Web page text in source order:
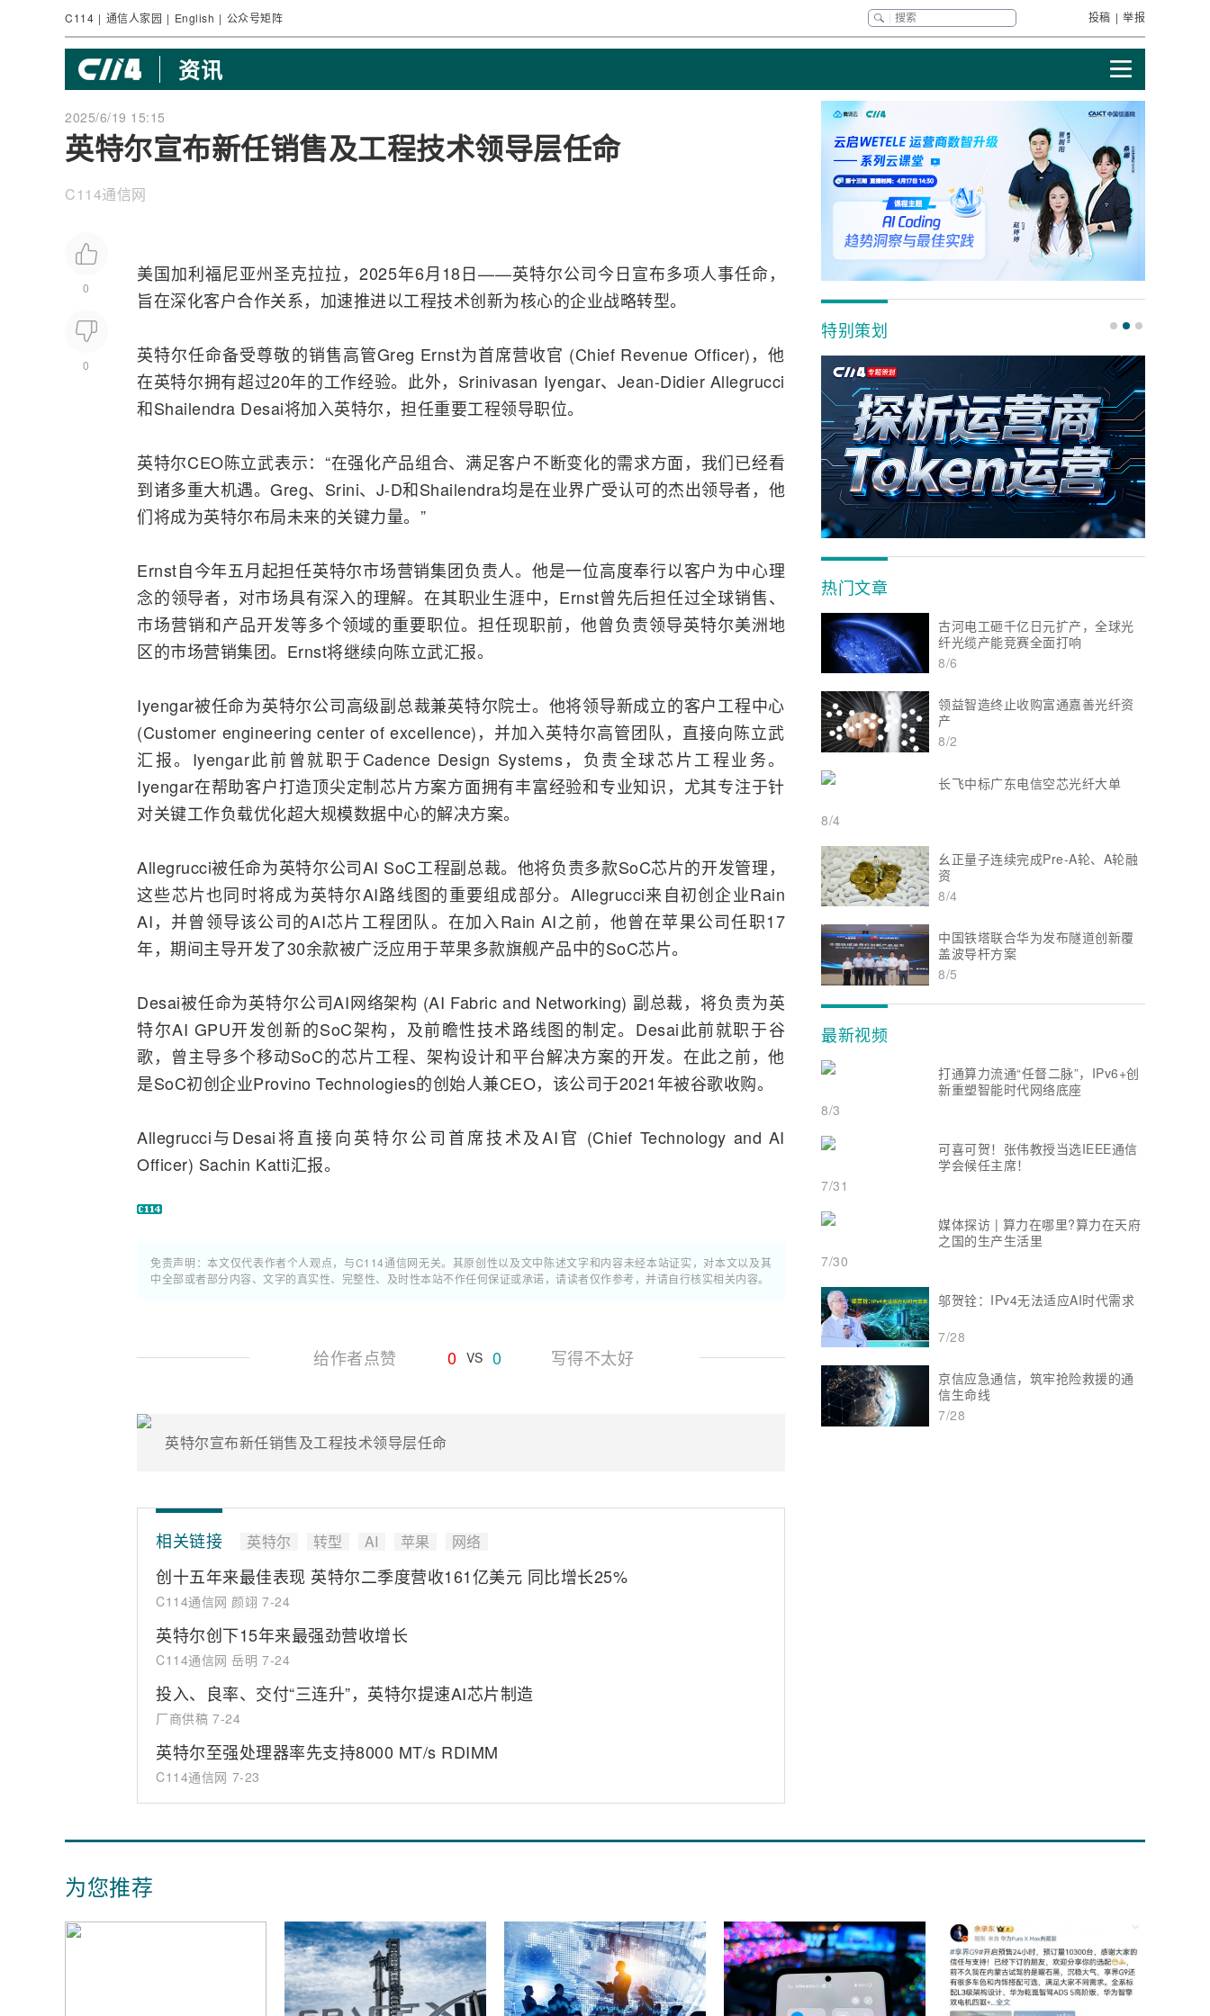
C114 | 通信人家园 | English | 公众号矩阵 投稿 | 举报
资讯
2025/6/19 15:15
英特尔宣布新任销售及工程技术领导层任命
C114通信网
0
0
美国加利福尼亚州圣克拉拉，2025年6月18日——英特尔公司今日宣布多项人事任命，
旨在深化客户合作关系，加速推进以工程技术创新为核心的企业战略转型。
英特尔任命备受尊敬的销售高管Greg Ernst为首席营收官 (Chief Revenue Officer)，他
在英特尔拥有超过20年的工作经验。此外，Srinivasan Iyengar、Jean-Didier Allegrucci
和Shailendra Desai将加入英特尔，担任重要工程领导职位。
英特尔CEO陈立武表示：“在强化产品组合、满足客户不断变化的需求方面，我们已经看
到诸多重大机遇。Greg、Srini、J-D和Shailendra均是在业界广受认可的杰出领导者，他
们将成为英特尔布局未来的关键力量。”
Ernst自今年五月起担任英特尔市场营销集团负责人。他是一位高度奉行以客户为中心理
念的领导者，对市场具有深入的理解。在其职业生涯中，Ernst曾先后担任过全球销售、
市场营销和产品开发等多个领域的重要职位。担任现职前，他曾负责领导英特尔美洲地
区的市场营销集团。Ernst将继续向陈立武汇报。
Iyengar被任命为英特尔公司高级副总裁兼英特尔院士。他将领导新成立的客户工程中心
(Customer engineering center of excellence)，并加入英特尔高管团队，直接向陈立武
汇报。Iyengar此前曾就职于Cadence Design Systems，负责全球芯片工程业务。
Iyengar在帮助客户打造顶尖定制芯片方案方面拥有丰富经验和专业知识，尤其专注于针
对关键工作负载优化超大规模数据中心的解决方案。
Allegrucci被任命为英特尔公司AI SoC工程副总裁。他将负责多款SoC芯片的开发管理，
这些芯片也同时将成为英特尔AI路线图的重要组成部分。Allegrucci来自初创企业Rain
AI，并曾领导该公司的AI芯片工程团队。在加入Rain AI之前，他曾在苹果公司任职17
年，期间主导开发了30余款被广泛应用于苹果多款旗舰产品中的SoC芯片。
Desai被任命为英特尔公司AI网络架构 (AI Fabric and Networking) 副总裁，将负责为英
特尔AI GPU开发创新的SoC架构，及前瞻性技术路线图的制定。Desai此前就职于谷
歌，曾主导多个移动SoC的芯片工程、架构设计和平台解决方案的开发。在此之前，他
是SoC初创企业Provino Technologies的创始人兼CEO，该公司于2021年被谷歌收购。
Allegrucci与Desai将直接向英特尔公司首席技术及AI官 (Chief Technology and AI
Officer) Sachin Katti汇报。
免责声明：本文仅代表作者个人观点，与C114通信网无关。其原创性以及文中陈述文字和内容未经本站证实，对本文以及其
中全部或者部分内容、文字的真实性、完整性、及时性本站不作任何保证或承诺，请读者仅作参考，并请自行核实相关内容。
给作者点赞 0 VS 0 写得不太好
英特尔宣布新任销售及工程技术领导层任命
相关链接 英特尔 转型 AI 苹果 网络
创十五年来最佳表现 英特尔二季度营收161亿美元 同比增长25%
C114通信网 颜翊 7-24
英特尔创下15年来最强劲营收增长
C114通信网 岳明 7-24
投入、良率、交付“三连升”，英特尔提速AI芯片制造
厂商供稿 7-24
英特尔至强处理器率先支持8000 MT/s RDIMM
C114通信网 7-23
特别策划
热门文章
古河电工砸千亿日元扩产，全球光
纤光缆产能竞赛全面打响
8/6
领益智造终止收购富通嘉善光纤资
产
8/2
长飞中标广东电信空芯光纤大单
8/4
幺正量子连续完成Pre-A轮、A轮融
资
8/4
中国铁塔联合华为发布隧道创新覆
盖波导杆方案
8/5
最新视频
打通算力流通“任督二脉”，IPv6+创
新重塑智能时代网络底座
8/3
可喜可贺！张伟教授当选IEEE通信
学会候任主席！
7/31
媒体探访 | 算力在哪里?算力在天府
之国的生产生活里
7/30
邬贺铨：IPv4无法适应AI时代需求
7/28
京信应急通信，筑牢抢险救援的通
信生命线
7/28
为您推荐